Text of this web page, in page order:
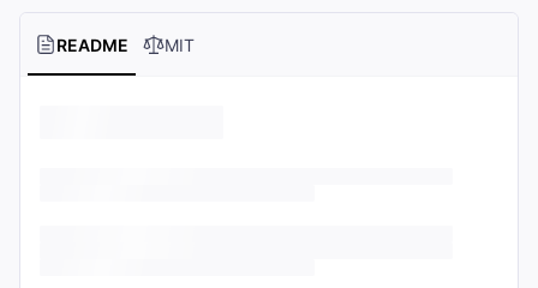
README MIT